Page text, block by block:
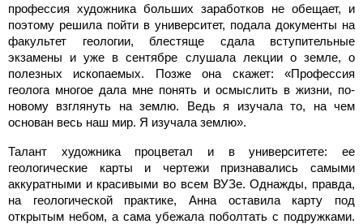
профессия художника больших заработков не обещает, и
поэтому решила пойти в университет, подала документы на
факультет геологии, блестяще сдала вступительные
экзамены и уже в сентябре слушала лекции о земле, о
полезных ископаемых. Позже она скажет: «Профессия
геолога многое дала мне понять и осмыслить в жизни, по-
новому взглянуть на землю. Ведь я изучала то, на чем
основан весь наш мир. Я изучала землю».
Талант художника процветал и в университете: ее
геологические карты и чертежи признавались самыми
аккуратными и красивыми во всем ВУЗе. Однажды, правда,
на геологической практике, Анна оставила карту под
открытым небом, а сама убежала поболтать с подружками.